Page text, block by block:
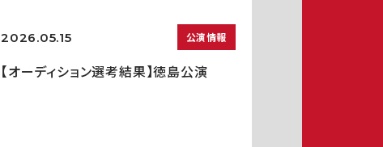
2026.05.15 公演情報
【オーディション選考結果】徳島公演